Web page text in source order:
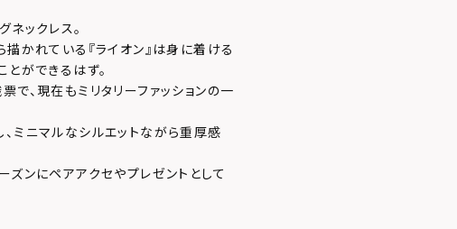
ックレス。
かれている『ライオン』は身に着ける
ができるはず。
、現在もミリタリーファッションの一
ミニマルなシルエットながら重厚感
ンにペアアクセやプレゼントとして